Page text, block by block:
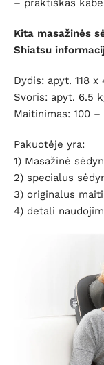
– praktiškas
Kita masažinės
Shiatsu
Dydis: apyt. 118 x
Svoris: apyt. 6.5
Maitinimas: 100
Pakuotėje yra:
1) Masažinė
2) specialus
3) originalus
4) detali